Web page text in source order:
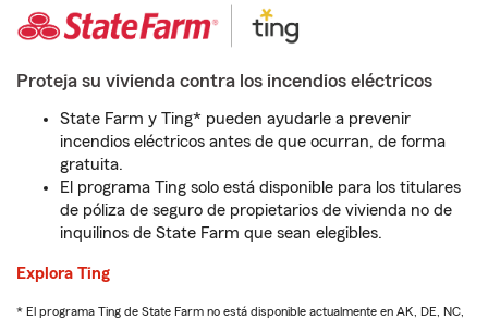
Proteja su vivienda contra los incendios eléctricos
State Farm y Ting* pueden ayudarle a prevenir
incendios eléctricos antes de que ocurran, de forma
gratuita.
El programa Ting solo está disponible para los titulares
de póliza de seguro de propietarios de vivienda no de
inquilinos de State Farm que sean elegibles.
Explora Ting
* El programa Ting de State Farm no está disponible actualmente en AK, DE, NC,